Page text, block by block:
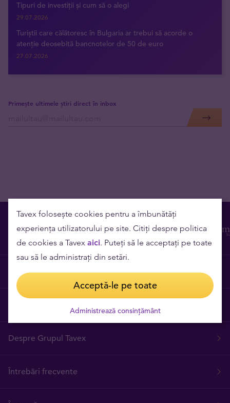
Tipuri de investiții și cum să o alegi
29.07.2026
Turiștii care călătoresc în Bulgaria ar trebui să acorde o
atenție deosebită bancnotelor de 50 de euro
27.07.2026
Primește ultimele știri direct în inbox
Contact
Despre Grupul Tavex
Întrebări frecvente
Tavex folosește cookies pentru a îmbunătăți
experiența utilizatorului pe site. Citiți despre politica
de cookies a Tavex aici. Puteți să le acceptați pe toate
sau să le administrați din setări.
Acceptă-le pe toate
Administrează consințământ